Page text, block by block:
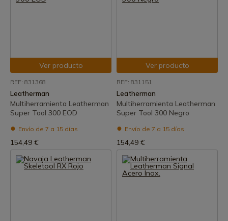
Ver producto
REF: 831368
Leatherman
Multiherramienta Leatherman
Super Tool 300 EOD
Envío de 7 a 15 días
154,49 €
Ver producto
REF: 831151
Leatherman
Multiherramienta Leatherman
Super Tool 300 Negro
Envío de 7 a 15 días
154,49 €